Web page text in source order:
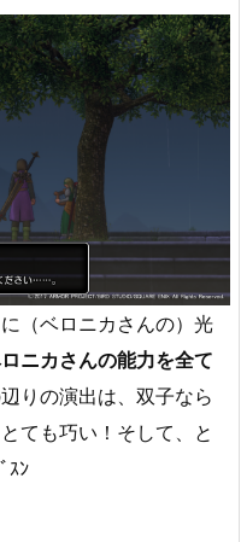
（ベロニカさんの）光
ニカさんの能力を全て
りの演出は、双子なら
ても巧い！そして、と
ｽﾝ